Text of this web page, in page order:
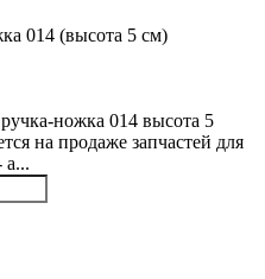
ножка 014 высота 5
на продаже запчастей для
а...